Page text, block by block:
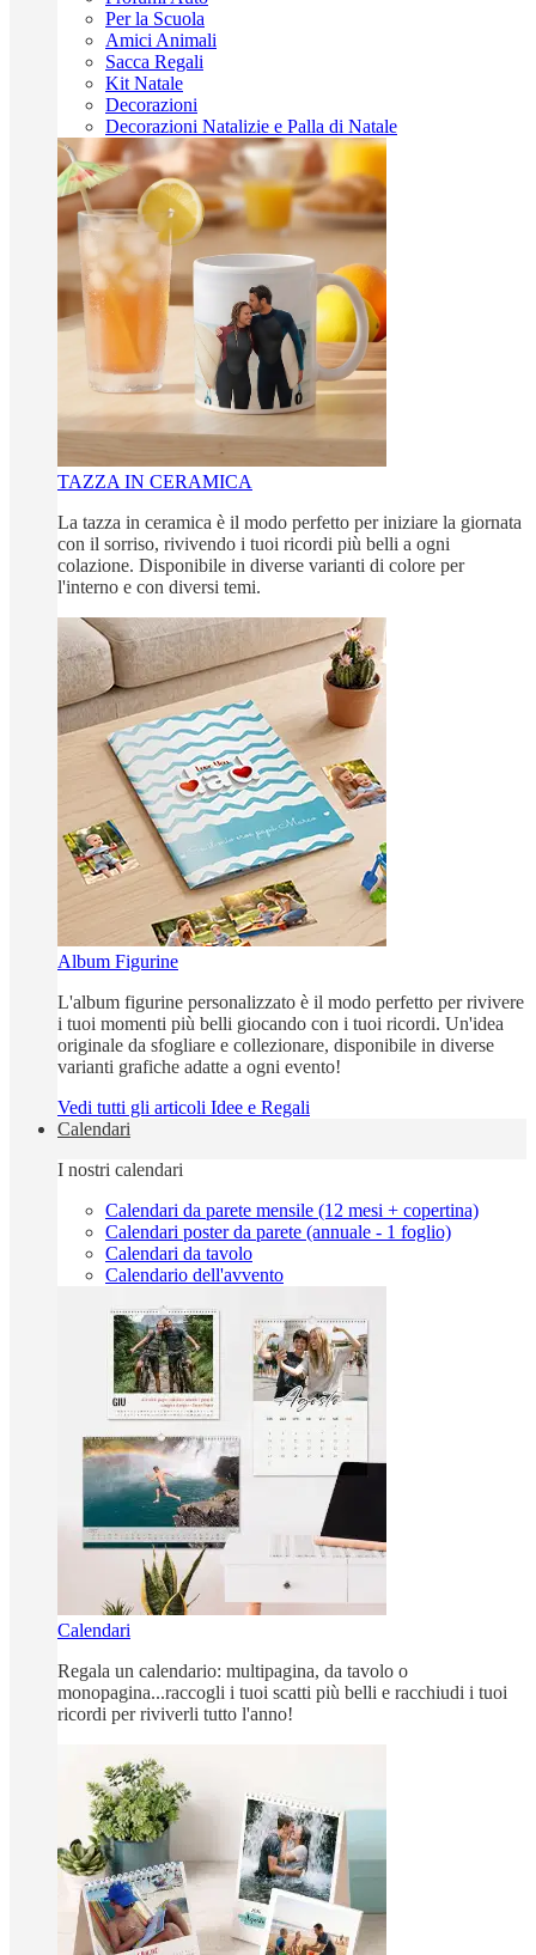
Per la Scuola
Amici Animali
Sacca Regali
Kit Natale
Decorazioni
Decorazioni Natalizie e Palla di Natale
TAZZA IN CERAMICA
La tazza in ceramica è il modo perfetto per iniziare la giornata
con il sorriso, rivivendo i tuoi ricordi più belli a ogni
colazione. Disponibile in diverse varianti di colore per
l'interno e con diversi temi.
Album Figurine
L'album figurine personalizzato è il modo perfetto per rivivere
i tuoi momenti più belli giocando con i tuoi ricordi. Un'idea
originale da sfogliare e collezionare, disponibile in diverse
varianti grafiche adatte a ogni evento!
Vedi tutti gli articoli Idee e Regali
Calendari
I nostri calendari
Calendari da parete mensile (12 mesi + copertina)
Calendari poster da parete (annuale - 1 foglio)
Calendari da tavolo
Calendario dell'avvento
Calendari
Regala un calendario: multipagina, da tavolo o
monopagina...raccogli i tuoi scatti più belli e racchiudi i tuoi
ricordi per riviverli tutto l'anno!